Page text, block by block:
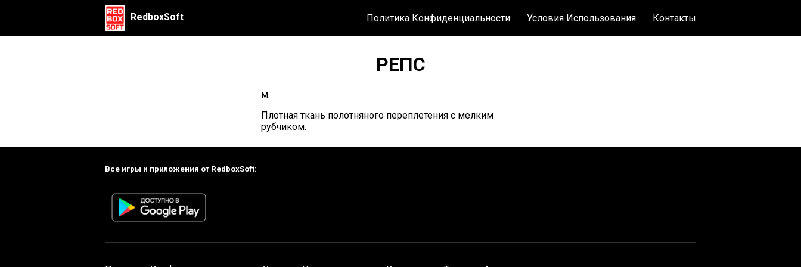
RedboxSoft Политика Конфиденциальности Условия Использования Контакты
РЕПС
м.
Плотная ткань полотняного переплетения с мелким
рубчиком.
Все игры и приложения от RedboxSoft: